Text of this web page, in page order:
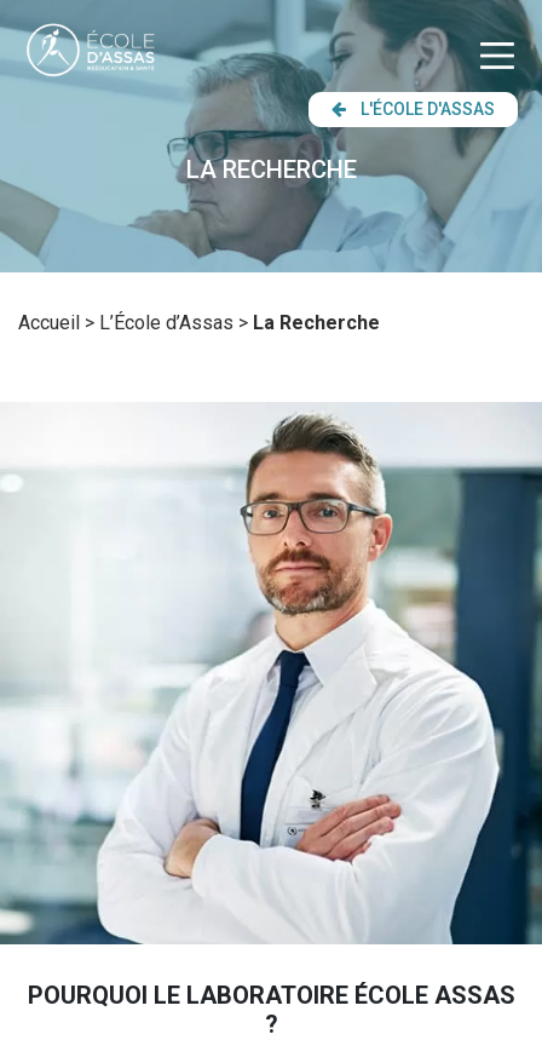
L'ÉCOLE D'ASSAS
LA RECHERCHE
Accueil > L’École d’Assas > La Recherche
POURQUOI LE LABORATOIRE ÉCOLE ASSAS
?